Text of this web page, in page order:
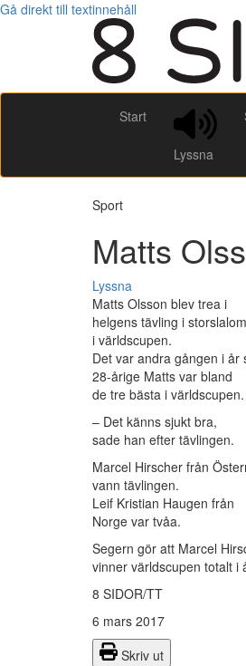
Gå direkt till textinnehåll
Start
Lyssna
Sport
Matts
Lyssna
Matts Olsson blev trea i
helgens tävling i storslalom
i världscupen.
Det var andra gången i år
28-årige Matts var bland
de tre bästa i världscupen.
– Det känns sjukt bra,
sade han efter tävlingen.
Marcel Hirscher från
vann tävlingen.
Leif Kristian Haugen från
Norge var tvåa.
Segern gör att Marcel
vinner världscupen totalt i
8 SIDOR/TT
6 mars 2017
Skriv ut